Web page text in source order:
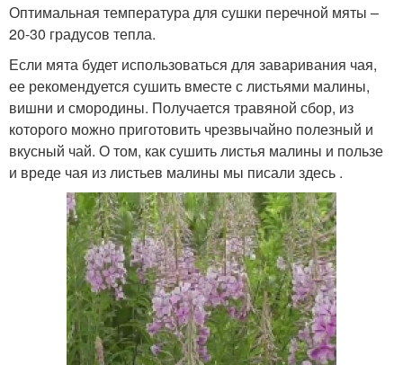
Оптимальная температура для сушки перечной мяты –
20-30 градусов тепла.
Если мята будет использоваться для заваривания чая,
ее рекомендуется сушить вместе с листьями малины,
вишни и смородины. Получается травяной сбор, из
которого можно приготовить чрезвычайно полезный и
вкусный чай. О том, как сушить листья малины и пользе
и вреде чая из листьев малины мы писали здесь .